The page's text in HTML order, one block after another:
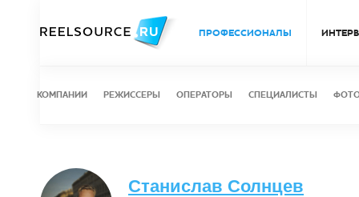
ПРОФЕССИОНАЛЫ
КОМПАНИИ РЕЖИССЕРЫ ОПЕРАТОРЫ СПЕЦИАЛИСТЫ
Станислав Солнцев